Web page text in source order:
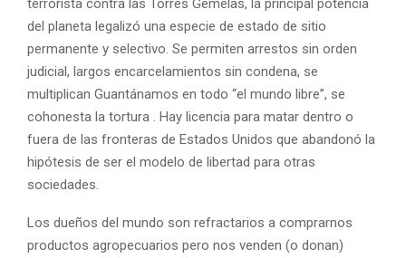
del planeta legalizó una especie de estado de sitio
permanente y selectivo. Se permiten arrestos sin orden
judicial, largos encarcelamientos sin condena, se
multiplican Guantánamos en todo “el mundo libre”, se
cohonesta la tortura . Hay licencia para matar dentro o
fuera de las fronteras de Estados Unidos que abandonó la
hipótesis de ser el modelo de libertad para otras
sociedades.
Los dueños del mundo son refractarios a comprarnos
productos agropecuarios pero nos venden (o donan)